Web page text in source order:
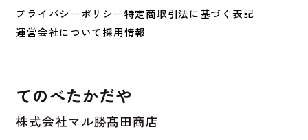
てのべたかだや
株式会社マル勝髙田商店
プライバシーポリシー特定商取引法に基づく表記
運営会社について採用情報